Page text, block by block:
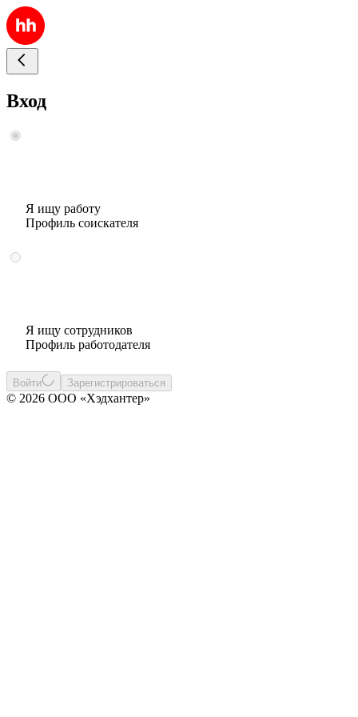
Вход
Я ищу работу
Профиль соискателя
Я ищу сотрудников
Профиль работодателя
Войти Зарегистрироваться
© 2026 ООО «Хэдхантер»